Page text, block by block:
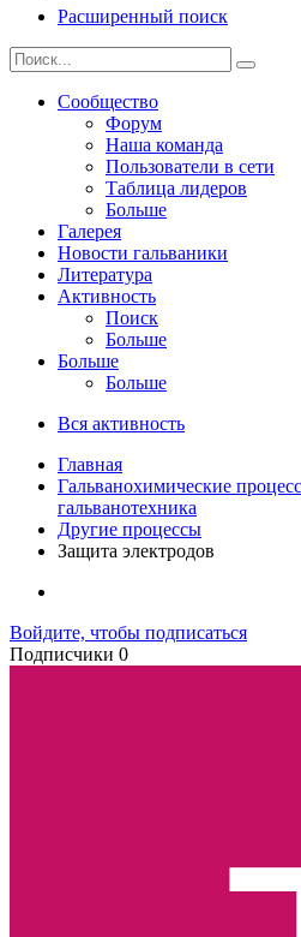
Расширенный поиск
Сообщество
Форум
Наша команда
Пользователи в сети
Таблица лидеров
Больше
Галерея
Новости гальваники
Литература
Активность
Поиск
Больше
Больше
Больше
Вся активность
Главная
Гальванохимические
гальванотехника
Другие процессы
Защита электродов
Войдите, чтобы подписаться
Подписчики 0